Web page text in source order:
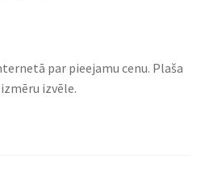
par pieejamu cenu. Plaša
izvēle.